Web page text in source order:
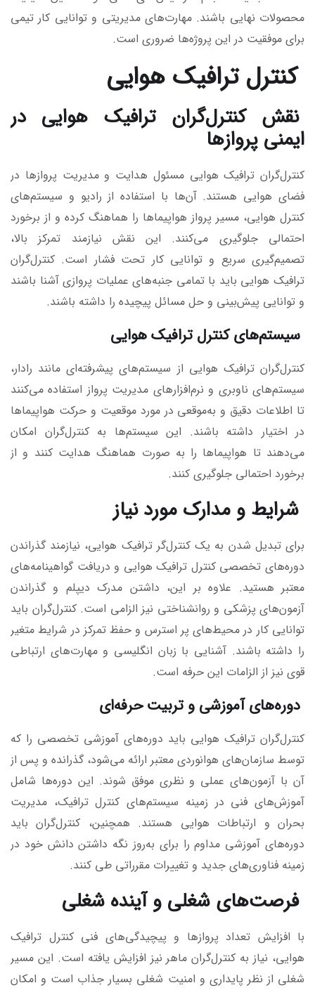
محصولات نهایی باشند. مهارت‌های مدیریتی و توانایی کار تیمی
برای موفقیت در این پروژه‌ها ضروری است.
کنترل ترافیک هوایی
نقش کنترل‌گران ترافیک هوایی در
ایمنی پروازها
کنترل‌گران ترافیک هوایی مسئول هدایت و مدیریت پروازها در
فضای هوایی هستند. آن‌ها با استفاده از رادیو و سیستم‌های
کنترل هوایی، مسیر پرواز هواپیماها را هماهنگ کرده و از برخورد
احتمالی جلوگیری می‌کنند. این نقش نیازمند تمرکز بالا،
تصمیم‌گیری سریع و توانایی کار تحت فشار است. کنترل‌گران
ترافیک هوایی باید با تمامی جنبه‌های عملیات پروازی آشنا باشند
و توانایی پیش‌بینی و حل مسائل پیچیده را داشته باشند.
سیستم‌های کنترل ترافیک هوایی
کنترل‌گران ترافیک هوایی از سیستم‌های پیشرفته‌ای مانند رادار،
سیستم‌های ناوبری و نرم‌افزارهای مدیریت پرواز استفاده می‌کنند
تا اطلاعات دقیق و به‌موقعی در مورد موقعیت و حرکت هواپیماها
در اختیار داشته باشند. این سیستم‌ها به کنترل‌گران امکان
می‌دهند تا هواپیماها را به صورت هماهنگ هدایت کنند و از
برخورد احتمالی جلوگیری کنند.
شرایط و مدارک مورد نیاز
برای تبدیل شدن به یک کنترل‌گر ترافیک هوایی، نیازمند گذراندن
دوره‌های تخصصی کنترل ترافیک هوایی و دریافت گواهینامه‌های
معتبر هستید. علاوه بر این، داشتن مدرک دیپلم و گذراندن
آزمون‌های پزشکی و روانشناختی نیز الزامی است. کنترل‌گران باید
توانایی کار در محیط‌های پر استرس و حفظ تمرکز در شرایط متغیر
را داشته باشند. آشنایی با زبان انگلیسی و مهارت‌های ارتباطی
قوی نیز از الزامات این حرفه است.
دوره‌های آموزشی و تربیت حرفه‌ای
کنترل‌گران ترافیک هوایی باید دوره‌های آموزشی تخصصی را که
توسط سازمان‌های هوانوردی معتبر ارائه می‌شود، گذرانده و پس از
آن با آزمون‌های عملی و نظری موفق شوند. این دوره‌ها شامل
آموزش‌های فنی در زمینه سیستم‌های کنترل ترافیک، مدیریت
بحران و ارتباطات هوایی هستند. همچنین، کنترل‌گران باید
دوره‌های آموزشی مداوم را برای به‌روز نگه داشتن دانش خود در
زمینه فناوری‌های جدید و تغییرات مقرراتی طی کنند.
فرصت‌های شغلی و آینده شغلی
با افزایش تعداد پروازها و پیچیدگی‌های فنی کنترل ترافیک
هوایی، نیاز به کنترل‌گران ماهر نیز افزایش یافته است. این مسیر
شغلی از نظر پایداری و امنیت شغلی بسیار جذاب است و امکان